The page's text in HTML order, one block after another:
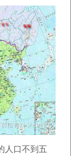
人口不到五